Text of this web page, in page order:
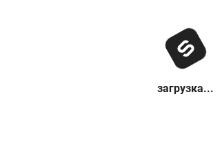
загрузка...